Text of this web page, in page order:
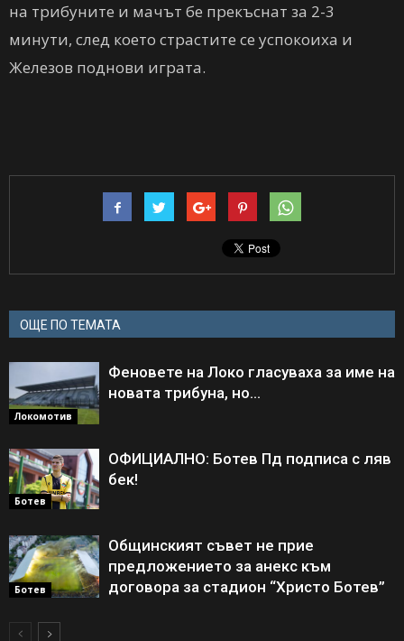
на трибуните и мачът бе прекъснат за 2-3
минути, след което страстите се успокоиха и
Железов поднови играта.
ОЩЕ ПО ТЕМАТА
Локомотив
Феновете на Локо гласуваха за име на
новата трибуна, но…
Ботев
ОФИЦИАЛНО: Ботев Пд подписа с ляв
бек!
Ботев
Общинският съвет не прие
предложението за анекс към
договора за стадион “Христо Ботев”